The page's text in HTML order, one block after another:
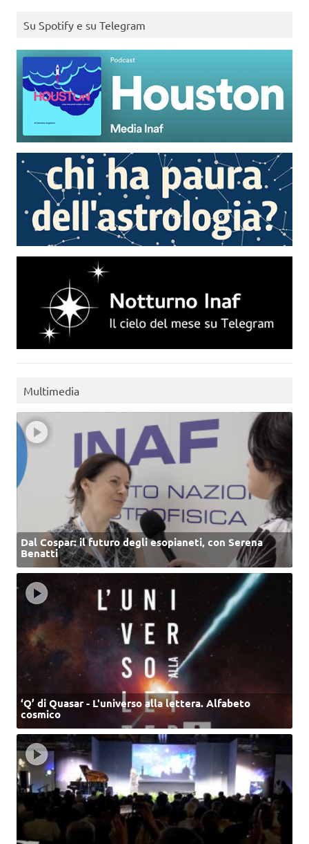
Su Spotify e su Telegram
Multimedia
Dal Cospar: il futuro degli esopianeti, con Serena
Benatti
‘Q’ di Quasar - L'universo alla lettera. Alfabeto
cosmico